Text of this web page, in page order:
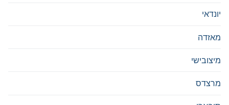
יונדאי
מאזדה
מיצובישי
מרצדס